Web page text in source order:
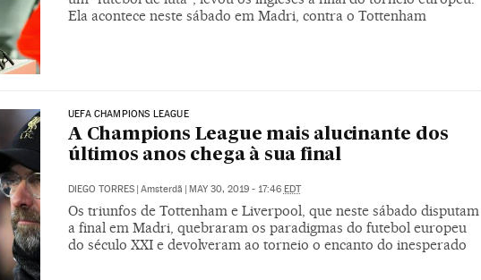
Ela acontece neste sábado em Madri, contra o Tottenham
UEFA CHAMPIONS LEAGUE
A Champions League mais alucinante dos
últimos anos chega à sua final
DIEGO TORRES | Amsterdã | MAY 30, 2019 - 17:46 EDT
Os triunfos de Tottenham e Liverpool, que neste sábado disputam
a final em Madri, quebraram os paradigmas do futebol europeu
do século XXI e devolveram ao torneio o encanto do inesperado